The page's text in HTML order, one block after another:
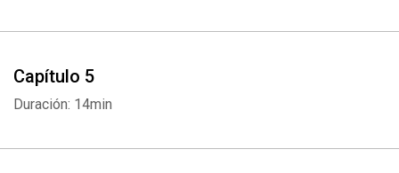
Capítulo 5
Duración: 14min